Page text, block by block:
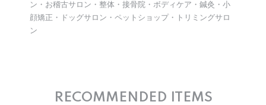
ン・お稽古サロン・整体・接骨院・ボディケア・鍼灸・小
顔矯正・ドッグサロン・ペットショップ・トリミングサロ
ン
RECOMMENDED ITEMS